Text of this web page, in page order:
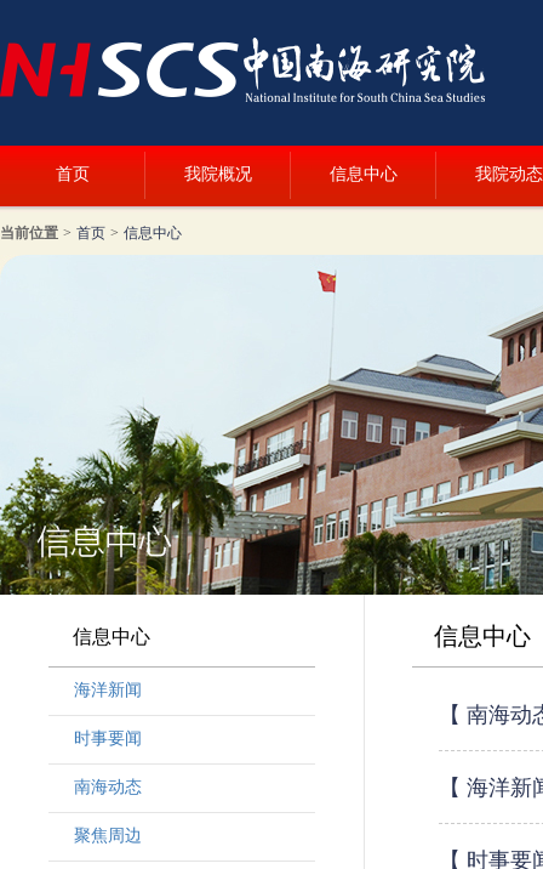
首页 我院概况 信息中心 我院动态
当前位置 > 首页 > 信息中心
信息中心
海洋新闻
时事要闻
南海动态
聚焦周边
信息中心
【 南海
【 海洋
【 时事